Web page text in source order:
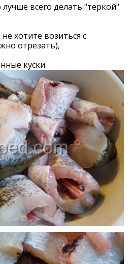
всего делать "теркой"
хотите возиться с
отрезать),
куски